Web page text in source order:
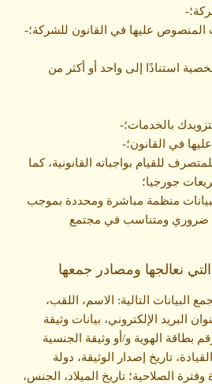
المنصوص عليها في القانون للشركة؛-
استنادًا إلى واحد أو أكثر من
بالخدمات؛-
في القانون؛-
للقيام بواجباته القانونية، كما
جورجيا؛
منظمة مباشرة ومحددة بموجب
ضروري ومتناسب في مجتمع
نعالجها ومصادر جمعها
البيانات التالية: الاسم، اللقب،
البريد الإلكتروني، بيانات وثيقة
بطاقة الهوية و/أو وثيقة الجنسية
تاريخ إصدار الوثيقة، دولة
الصلاحية؛ تاريخ الميلاد، الجنس،